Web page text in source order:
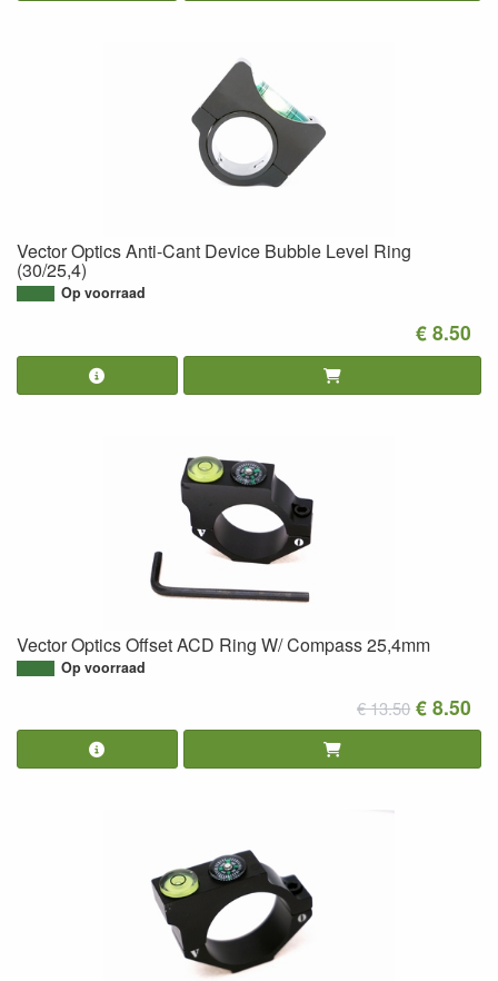
Vector Optics Anti-Cant Device Bubble Level Ring
(30/25,4)
Op voorraad
€ 8.50
Vector Optics Offset ACD Ring W/ Compass 25,4mm
Op voorraad
€ 13.50 € 8.50